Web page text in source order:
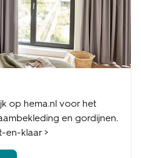
op hema.nl voor het
en gordijnen.
en-klaar >